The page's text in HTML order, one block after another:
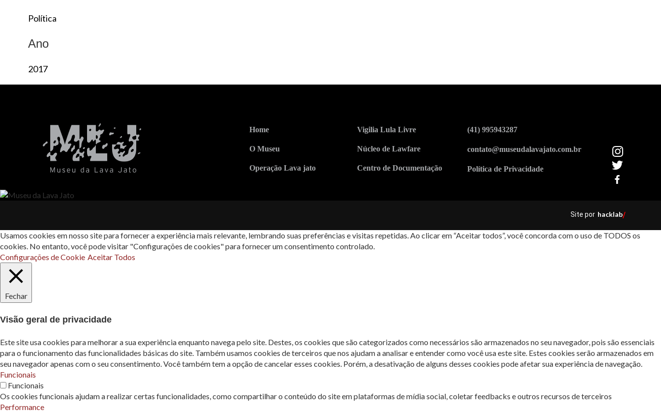
Política
Ano
2017
Home
O Museu
Operação Lava jato
Vigilia Lula Livre
Núcleo de Lawfare
Centro de Documentação
(41) 995943287
contato@museudalavajato.com.br
Política de Privacidade
Site por hacklab/
Usamos cookies em nosso site para fornecer a experiência mais relevante, lembrando suas preferências e visitas repetidas. Ao clicar em “Aceitar todos”, você concorda com o uso de TODOS os
cookies. No entanto, você pode visitar "Configurações de cookies" para fornecer um consentimento controlado.
Configurações de Cookie Aceitar Todos
Fechar
Visão geral de privacidade
Este site usa cookies para melhorar a sua experiência enquanto navega pelo site. Destes, os cookies que são categorizados como necessários são armazenados no seu navegador, pois são essenciais
para o funcionamento das funcionalidades básicas do site. Também usamos cookies de terceiros que nos ajudam a analisar e entender como você usa este site. Estes cookies serão armazenados em
seu navegador apenas com o seu consentimento. Você também tem a opção de cancelar esses cookies. Porém, a desativação de alguns desses cookies pode afetar sua experiência de navegação.
Funcionais
Funcionais
Os cookies funcionais ajudam a realizar certas funcionalidades, como compartilhar o conteúdo do site em plataformas de mídia social, coletar feedbacks e outros recursos de terceiros
Performance